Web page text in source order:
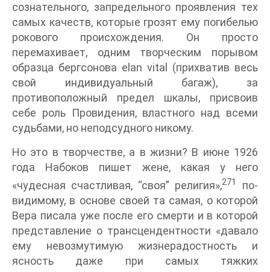
сознательного, запредельного проявления тех
самых качеств, которые грозят ему погибелью
рокового происхождения. Он просто
перемахивает, одним творческим порывом
образца бергсонова elan vital (прихватив весь
свой индивидуальный багаж), за
противоположный предел шкалы, присвоив
себе роль Провидения, властного над всеми
судьбами, но неподсудного никому.
Но это в творчестве, а в жизни? В июне 1926
года Набоков пишет жене, какая у него
«чудесная счастливая, “своя” религия»,271
по-
видимому, в основе своей та самая, о которой
Вера писала уже после его смерти и в которой
представление о трансцендентности «давало
ему невозмутимую жизнерадостность и
ясность даже при самых тяжких